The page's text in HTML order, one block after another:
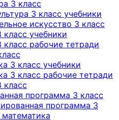
3 класс
3 класс учебники
искусство 3 класс
учебники
рабочие тетради
3 класс учебники
3 класс рабочие тетради
программа 3 класс
программа 3
математика